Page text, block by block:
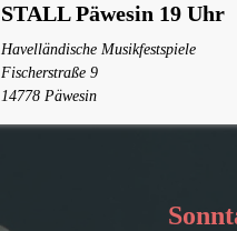
STALL Päwesin 19 Uhr
Havelländische Musikfestspiele
Fischerstraße 9
14778 Päwesin